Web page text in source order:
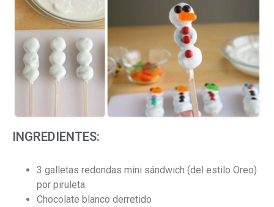
INGREDIENTES:
3 galletas redondas mini sándwich (del estilo Oreo)
por piruleta
Chocolate blanco derretido